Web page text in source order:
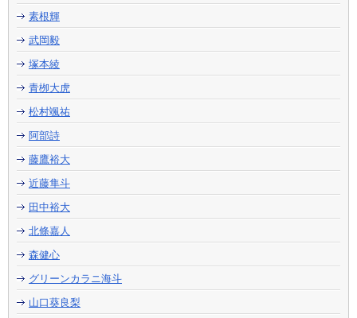
素根輝
武岡毅
塚本綾
青栁大虎
松村颯祐
阿部詩
藤鷹裕大
近藤隼斗
田中裕大
北條嘉人
森健心
グリーンカラニ海斗
山口葵良梨